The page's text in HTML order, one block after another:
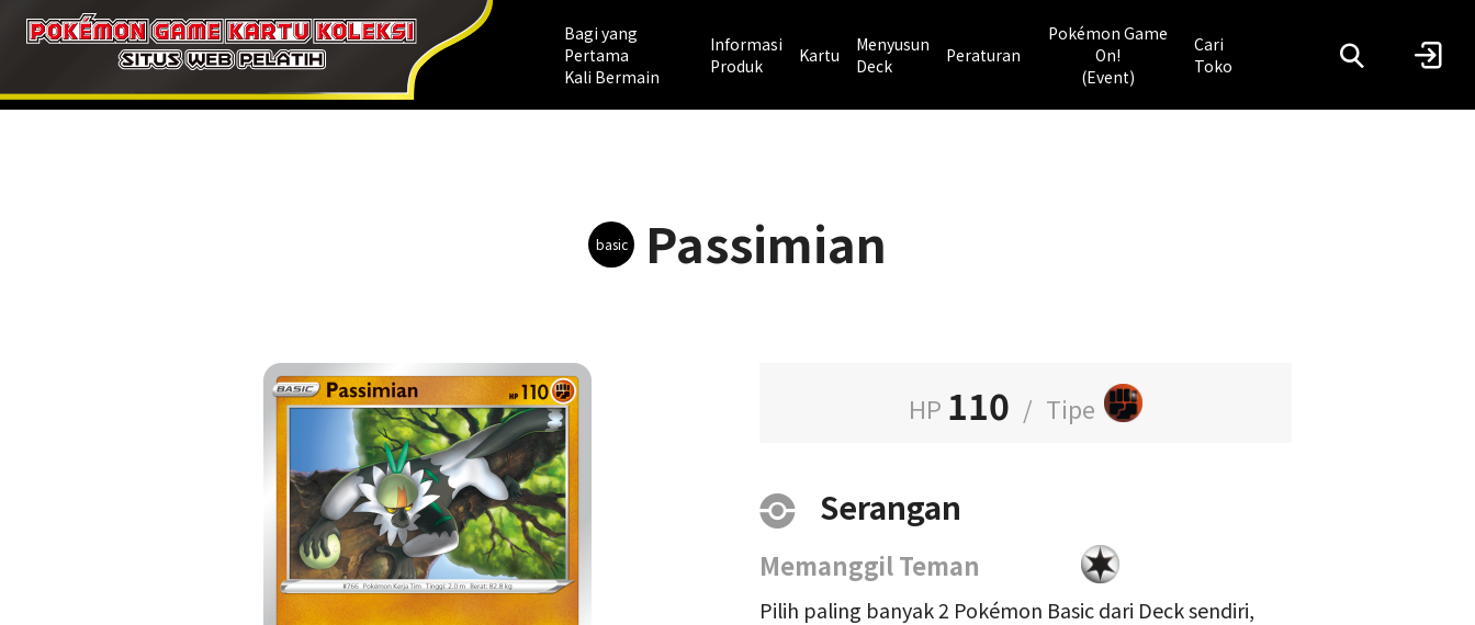
Bagi yang
Pertama
Kali Bermain
Informasi
Produk
Kartu
Menyusun
Deck
Peraturan
Pokémon Game
On!
(Event)
Cari
Toko
basic Passimian
HP 110 / Tipe
Serangan
Memanggil Teman
Pilih paling banyak 2 Pokémon Basic dari Deck sendiri,